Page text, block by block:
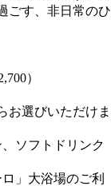
ごす、非日常のひ
）
お選びいただけま
ソフトドリンク
」大浴場のご利